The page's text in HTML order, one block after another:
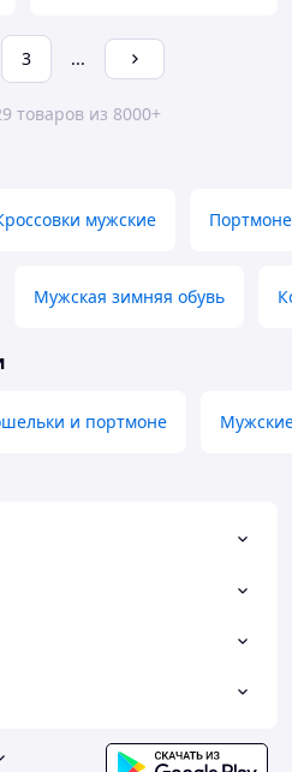
3 ...
товаров из 8000+
мужские
Мужская зимняя обувь
и портмоне